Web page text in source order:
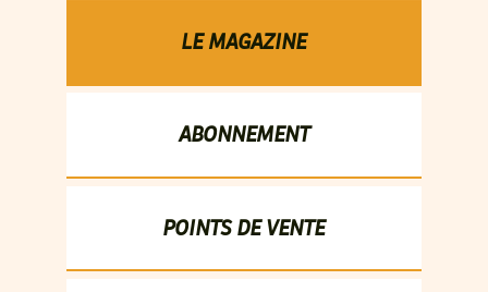
LE MAGAZINE
ABONNEMENT
POINTS DE VENTE